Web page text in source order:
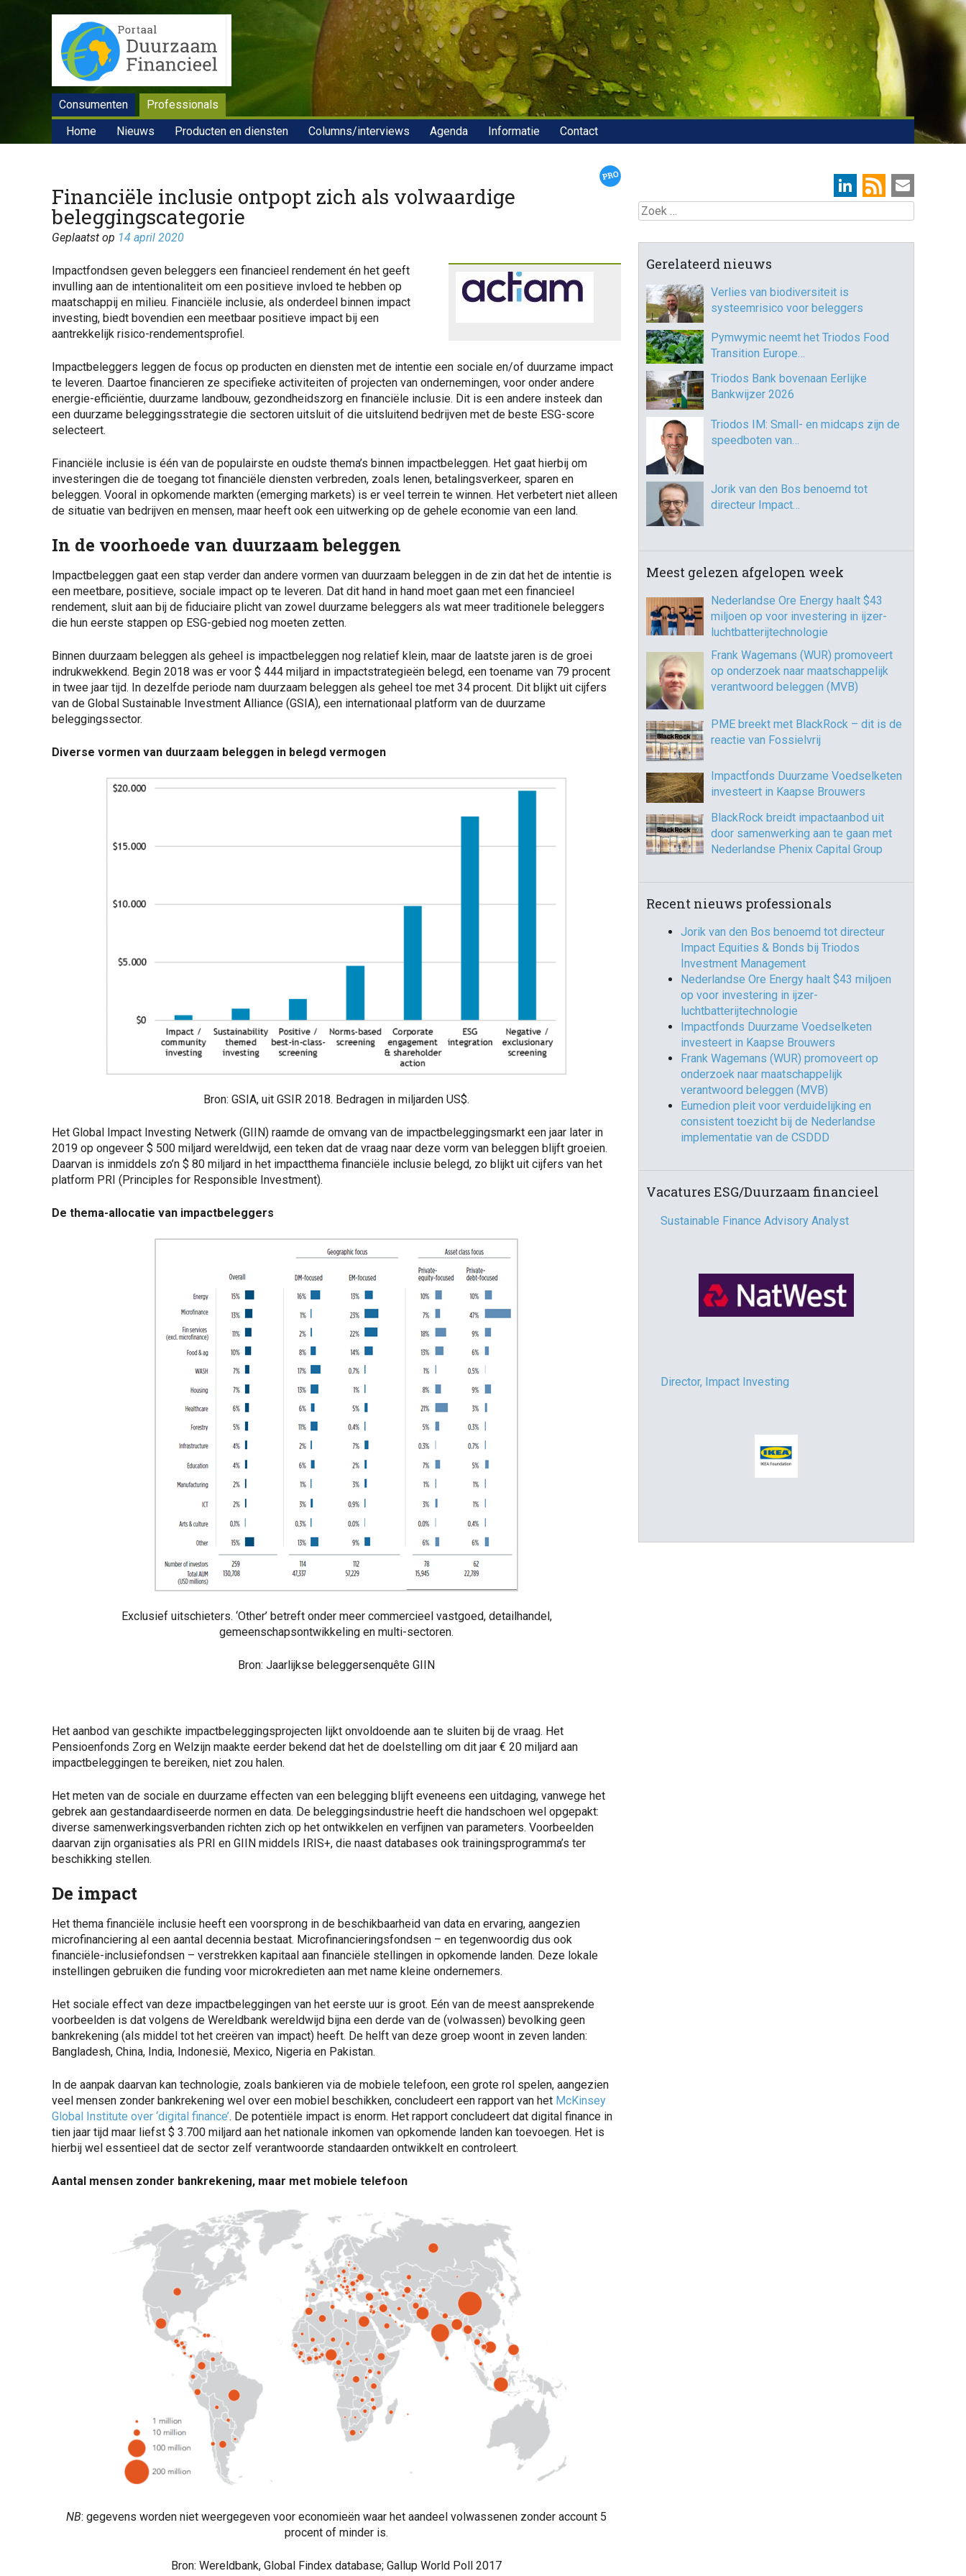
Consumenten
Professionals
Home
Nieuws Producten en diensten Columns/interviews Agenda Informatie Contact
Financiële inclusie ontpopt zich als volwaardige
beleggingscategorie
Geplaatst op 14 april 2020
Impactfondsen geven beleggers een financieel rendement én het geeft
invulling aan de intentionaliteit om een positieve invloed te hebben op
maatschappij en milieu. Financiële inclusie, als onderdeel binnen impact
investing, biedt bovendien een meetbaar positieve impact bij een
aantrekkelijk risico-rendementsprofiel.
Impactbeleggers leggen de focus op producten en diensten met de intentie een sociale en/of duurzame impact
te leveren. Daartoe financieren ze specifieke activiteiten of projecten van ondernemingen, voor onder andere
energie-efficiëntie, duurzame landbouw, gezondheidszorg en financiële inclusie. Dit is een andere insteek dan
een duurzame beleggingsstrategie die sectoren uitsluit of die uitsluitend bedrijven met de beste ESG-score
selecteert.
Financiële inclusie is één van de populairste en oudste thema’s binnen impactbeleggen. Het gaat hierbij om
investeringen die de toegang tot financiële diensten verbreden, zoals lenen, betalingsverkeer, sparen en
beleggen. Vooral in opkomende markten (emerging markets) is er veel terrein te winnen. Het verbetert niet alleen
de situatie van bedrijven en mensen, maar heeft ook een uitwerking op de gehele economie van een land.
In de voorhoede van duurzaam beleggen
Impactbeleggen gaat een stap verder dan andere vormen van duurzaam beleggen in de zin dat het de intentie is
een meetbare, positieve, sociale impact op te leveren. Dat dit hand in hand moet gaan met een financieel
rendement, sluit aan bij de fiduciaire plicht van zowel duurzame beleggers als wat meer traditionele beleggers
die hun eerste stappen op ESG-gebied nog moeten zetten.
Binnen duurzaam beleggen als geheel is impactbeleggen nog relatief klein, maar de laatste jaren is de groei
indrukwekkend. Begin 2018 was er voor $ 444 miljard in impactstrategieën belegd, een toename van 79 procent
in twee jaar tijd. In dezelfde periode nam duurzaam beleggen als geheel toe met 34 procent. Dit blijkt uit cijfers
van de Global Sustainable Investment Alliance (GSIA), een internationaal platform van de duurzame
beleggingssector.
Diverse vormen van duurzaam beleggen in belegd vermogen
Bron: GSIA, uit GSIR 2018. Bedragen in miljarden US$.
Het Global Impact Investing Netwerk (GIIN) raamde de omvang van de impactbeleggingsmarkt een jaar later in
2019 op ongeveer $ 500 miljard wereldwijd, een teken dat de vraag naar deze vorm van beleggen blijft groeien.
Daarvan is inmiddels zo’n $ 80 miljard in het impactthema financiële inclusie belegd, zo blijkt uit cijfers van het
platform PRI (Principles for Responsible Investment).
De thema-allocatie van impactbeleggers
Exclusief uitschieters. ‘Other’ betreft onder meer commercieel vastgoed, detailhandel,
gemeenschapsontwikkeling en multi-sectoren.
Bron: Jaarlijkse beleggersenquête GIIN
Het aanbod van geschikte impactbeleggingsprojecten lijkt onvoldoende aan te sluiten bij de vraag. Het
Pensioenfonds Zorg en Welzijn maakte eerder bekend dat het de doelstelling om dit jaar € 20 miljard aan
impactbeleggingen te bereiken, niet zou halen.
Het meten van de sociale en duurzame effecten van een belegging blijft eveneens een uitdaging, vanwege het
gebrek aan gestandaardiseerde normen en data. De beleggingsindustrie heeft die handschoen wel opgepakt:
diverse samenwerkingsverbanden richten zich op het ontwikkelen en verfijnen van parameters. Voorbeelden
daarvan zijn organisaties als PRI en GIIN middels IRIS+, die naast databases ook trainingsprogramma’s ter
beschikking stellen.
De impact
Het thema financiële inclusie heeft een voorsprong in de beschikbaarheid van data en ervaring, aangezien
microfinanciering al een aantal decennia bestaat. Microfinancieringsfondsen – en tegenwoordig dus ook
financiële-inclusiefondsen – verstrekken kapitaal aan financiële stellingen in opkomende landen. Deze lokale
instellingen gebruiken die funding voor microkredieten aan met name kleine ondernemers.
Het sociale effect van deze impactbeleggingen van het eerste uur is groot. Eén van de meest aansprekende
voorbeelden is dat volgens de Wereldbank wereldwijd bijna een derde van de (volwassen) bevolking geen
bankrekening (als middel tot het creëren van impact) heeft. De helft van deze groep woont in zeven landen:
Bangladesh, China, India, Indonesië, Mexico, Nigeria en Pakistan.
In de aanpak daarvan kan technologie, zoals bankieren via de mobiele telefoon, een grote rol spelen, aangezien
veel mensen zonder bankrekening wel over een mobiel beschikken, concludeert een rapport van het McKinsey
Global Institute over ‘digital finance’. De potentiële impact is enorm. Het rapport concludeert dat digital finance in
tien jaar tijd maar liefst $ 3.700 miljard aan het nationale inkomen van opkomende landen kan toevoegen. Het is
hierbij wel essentieel dat de sector zelf verantwoorde standaarden ontwikkelt en controleert.
Aantal mensen zonder bankrekening, maar met mobiele telefoon
NB: gegevens worden niet weergegeven voor economieën waar het aandeel volwassenen zonder account 5
procent of minder is.
Bron: Wereldbank, Global Findex database; Gallup World Poll 2017
Zoek
Gerelateerd nieuws
Verlies van biodiversiteit is
systeemrisico voor beleggers
Pymwymic neemt het Triodos Food
Transition Europe…
Triodos Bank bovenaan Eerlijke
Bankwijzer 2026
Triodos IM: Small- en midcaps zijn de
speedboten van…
Jorik van den Bos benoemd tot
directeur Impact…
Meest gelezen afgelopen week
Nederlandse Ore Energy haalt $43
miljoen op voor investering in ijzer-
luchtbatterijtechnologie
Frank Wagemans (WUR) promoveert
op onderzoek naar maatschappelijk
verantwoord beleggen (MVB)
PME breekt met BlackRock – dit is de
reactie van Fossielvrij
Impactfonds Duurzame Voedselketen
investeert in Kaapse Brouwers
BlackRock breidt impactaanbod uit
door samenwerking aan te gaan met
Nederlandse Phenix Capital Group
Recent nieuws professionals
Jorik van den Bos benoemd tot directeur
Impact Equities & Bonds bij Triodos
Investment Management
Nederlandse Ore Energy haalt $43 miljoen
op voor investering in ijzer-
luchtbatterijtechnologie
Impactfonds Duurzame Voedselketen
investeert in Kaapse Brouwers
Frank Wagemans (WUR) promoveert op
onderzoek naar maatschappelijk
verantwoord beleggen (MVB)
Eumedion pleit voor verduidelijking en
consistent toezicht bij de Nederlandse
implementatie van de CSDDD
Vacatures ESG/Duurzaam financieel
Sustainable Finance Advisory Analyst
Director, Impact Investing
Impact consultant (manager)